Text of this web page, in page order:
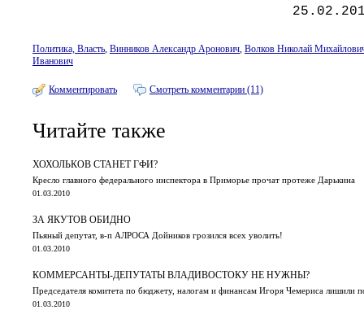
Политика, Власть, Винников Александр Аронович, Волков Николай
Иванович
Комментировать Смотреть комментарии (11)
Читайте также
ХОХОЛЬКОВ СТАНЕТ ГФИ?
Кресло главного федерального инспектора в Приморье прочат протеже Дарькина
01.03.2010
ЗА ЯКУТОВ ОБИДНО
Пьяный депутат, в-п АЛРОСА Дойников грозился всех уволить!
01.03.2010
КОММЕРСАНТЫ-ДЕПУТАТЫ ВЛАДИВОСТОКУ НЕ НУЖНЫ?
Председателя комитета по бюджету, налогам и финансам Игоря Чемериса лишили
01.03.2010